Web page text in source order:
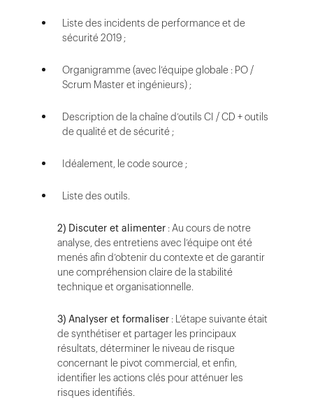
Liste des incidents de performance et de
sécurité 2019 ;
Organigramme (avec l’équipe globale : PO /
Scrum Master et ingénieurs) ;
Description de la chaîne d’outils CI / CD + outils
de qualité et de sécurité ;
Idéalement, le code source ;
Liste des outils.
2) Discuter et alimenter : Au cours de notre
analyse, des entretiens avec l’équipe ont été
menés afin d’obtenir du contexte et de garantir
une compréhension claire de la stabilité
technique et organisationnelle.
3) Analyser et formaliser : L’étape suivante était
de synthétiser et partager les principaux
résultats, déterminer le niveau de risque
concernant le pivot commercial, et enfin,
identifier les actions clés pour atténuer les
risques identifiés.